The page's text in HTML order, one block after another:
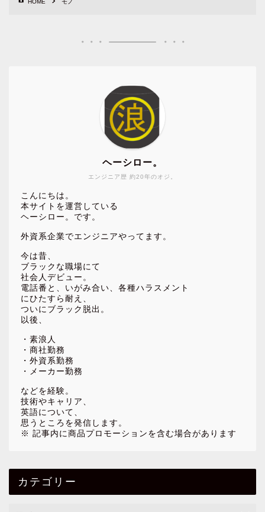
エンジニア歴 約20年のオジ。
ヘーシロー。
こんにちは。
本サイトを運営している
ヘーシロー。です。
外資系企業でエンジニアやってます。
今は昔、
ブラックな職場にて
社会人デビュー。
電話番と、いがみ合い、各種ハラスメント
にひたすら耐え、
ついにブラック脱出。
以後、
・素浪人
・商社勤務
・外資系勤務
・メーカー勤務
などを経験。
技術やキャリア、
英語について、
思うところを発信します。
※ 記事内に商品プロモーションを含む場合があります
カテゴリー